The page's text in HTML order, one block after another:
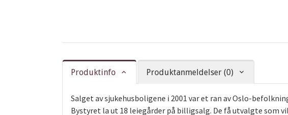
Produktinfo Produktanmeldelser (0)
Salget av sjukehusboligene i 2001 var et ran av Oslo-
Bystyret la ut 18 leiegårder på billigsalg. De få utvalgte